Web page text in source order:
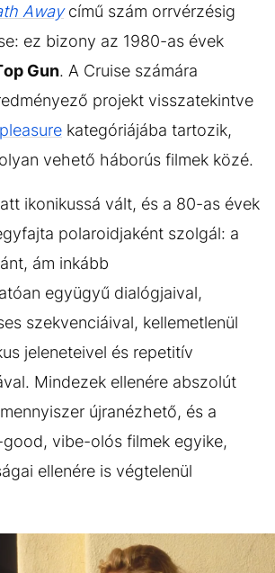
Awaycímű szám orrvérzésig
ez bizony az 1980-as évek
Gun. A Cruise számára
projekt visszatekintve
kategóriájába tartozik,
vehető háborús filmek közé.
ikonikussá vált, és a 80-as évek
polaroidjaként szolgál: a
ám inkább
együgyű dialógjaival,
szekvenciáival, kellemetlenül
jeleneteivel és repetitív
Mindezek ellenére abszolút
újranézhető, és a
vibe-olós filmek egyike,
ellenére is végtelenül